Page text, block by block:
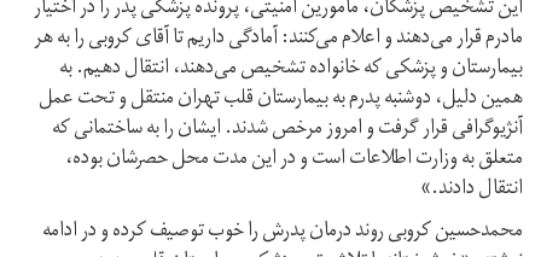
این تشخیص پزشکان، مامورین امنیتی، پرونده پزشکی پدر را در اختیار
مادرم قرار می‌دهند و اعلام می‌کنند: آمادگی داریم تا آقای کروبی را به هر
بیمارستان و پزشکی که خانواده تشخیص می‌دهند، انتقال دهیم. به
همین دلیل، دوشنبه پدرم به بیمارستان قلب تهران منتقل و تحت عمل
آنژیوگرافی قرار گرفت و امروز مرخص شدند. ایشان را به ساختمانی که
متعلق به وزارت اطلاعات است و در این مدت محل حصرشان بوده،
انتقال دادند.»
محمدحسین کروبی روند درمان پدرش را خوب توصیف کرده و در ادامه